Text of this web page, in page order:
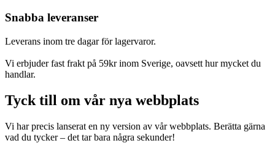
Snabba leveranser
Leverans inom tre dagar för lagervaror.
Vi erbjuder fast frakt på 59kr inom Sverige, oavsett hur mycket du
handlar.
Tyck till om vår nya webbplats
Vi har precis lanserat en ny version av vår webbplats. Berätta gärna
vad du tycker – det tar bara några sekunder!